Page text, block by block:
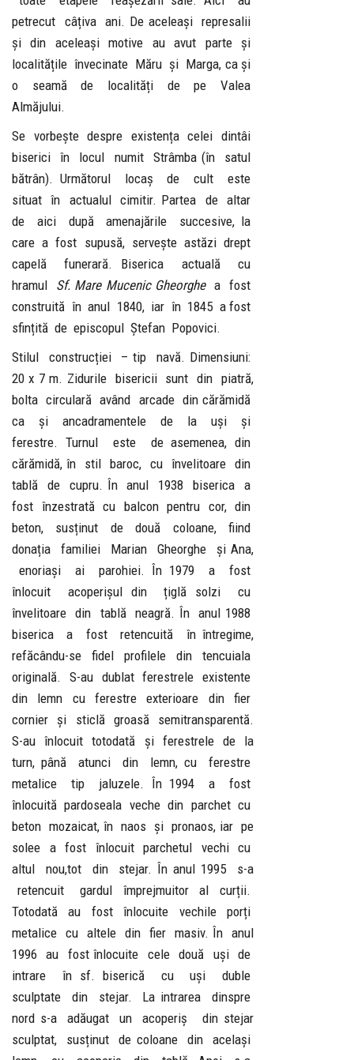
petrecut câțiva ani. De aceleași represalii
și din aceleași motive au avut parte și
localitățile învecinate Măru și Marga, ca și
o seamă de localități de pe Valea
Almăjului.
Se vorbește despre existența celei dintâi
biserici în locul numit Strâmba (în satul
bătrân). Următorul locaș de cult este
situat în actualul cimitir. Partea de altar
de aici după amenajările succesive, la
care a fost supusă, servește astăzi drept
capelă funerară. Biserica actuală cu
hramul Sf. Mare Mucenic Gheorghea fost
construită în anul 1840, iar în 1845 a fost
sfințită de episcopul Ștefan Popovici.
Stilul construcției – tip navă. Dimensiuni:
20 x 7 m. Zidurile bisericii sunt din piatră,
bolta circulară având arcade din cărămidă
ca și ancadramentele de la uși și
ferestre. Turnul este de asemenea, din
cărămidă, în stil baroc, cu învelitoare din
tablă de cupru. În anul 1938 biserica a
fost înzestrată cu balcon pentru cor, din
beton, susținut de două coloane, fiind
donația familiei Marian Gheorghe și Ana,
enoriași ai parohiei. În 1979 a fost
înlocuit acoperișul din țiglă solzi cu
învelitoare din tablă neagră. În anul 1988
biserica a fost retencuită în întregime,
refăcându-se fidel profilele din tencuiala
originală. S-au dublat ferestrele existente
din lemn cu ferestre exterioare din fier
cornier și sticlă groasă semitransparentă.
S-au înlocuit totodată și ferestrele de la
turn, până atunci din lemn, cu ferestre
metalice tip jaluzele. În 1994 a fost
înlocuită pardoseala veche din parchet cu
beton mozaicat, în naos și pronaos, iar pe
solee a fost înlocuit parchetul vechi cu
altul nou,tot din stejar. În anul 1995 s-a
retencuit gardul împrejmuitor al curții.
Totodată au fost înlocuite vechile porți
metalice cu altele din fier masiv. În anul
1996 au fost înlocuite cele două uși de
intrare în sf. biserică cu uși duble
sculptate din stejar. La intrarea dinspre
nord s-a adăugat un acoperiș din stejar
sculptat, susținut de coloane din același